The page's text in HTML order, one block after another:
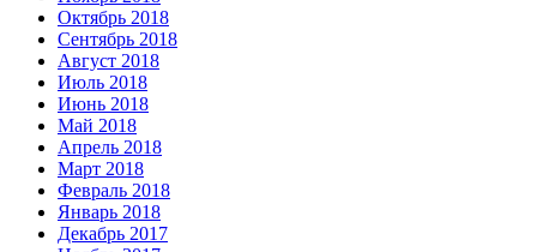
Октябрь 2018
Сентябрь 2018
Август 2018
Июль 2018
Июнь 2018
Май 2018
Апрель 2018
Март 2018
Февраль 2018
Январь 2018
Декабрь 2017